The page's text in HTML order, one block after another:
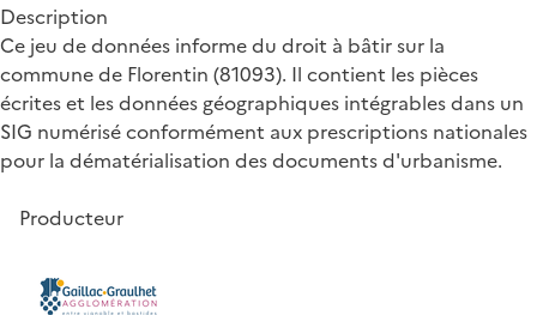
Description
Ce jeu de données informe du droit à bâtir sur la
commune de Florentin (81093). Il contient les pièces
écrites et les données géographiques intégrables dans un
SIG numérisé conformément aux prescriptions nationales
pour la dématérialisation des documents d'urbanisme.
Producteur